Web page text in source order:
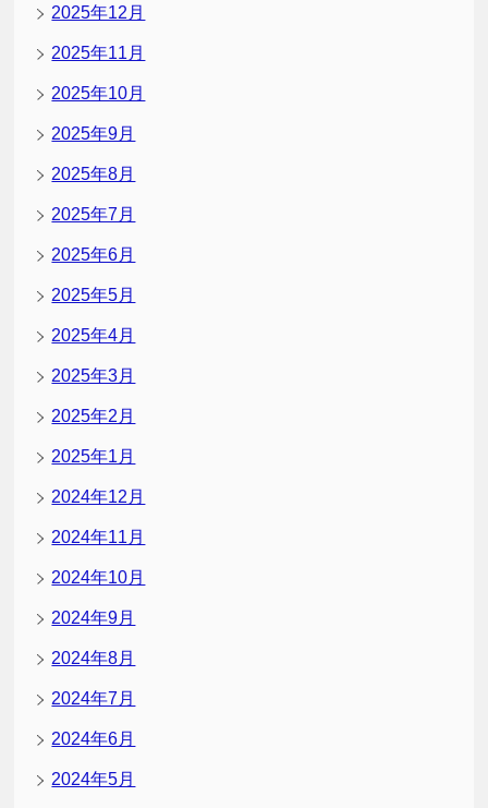
2025年12月
2025年11月
2025年10月
2025年9月
2025年8月
2025年7月
2025年6月
2025年5月
2025年4月
2025年3月
2025年2月
2025年1月
2024年12月
2024年11月
2024年10月
2024年9月
2024年8月
2024年7月
2024年6月
2024年5月